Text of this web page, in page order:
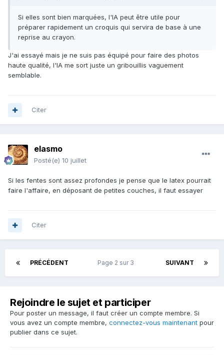
Si elles sont bien marquées, l'IA peut être utile pour
préparer rapidement un croquis qui servira de base à une
reprise au crayon.
J'ai essayé mais je ne suis pas équipé pour faire des photos
haute qualité, l'IA me sort juste un gribouillis vaguement
semblable.
Citer
elasmo
Posté(e) 10 juillet
Si les fentes sont assez profondes je pense que le latex pourrait
faire l'affaire, en déposant de petites couches, il faut essayer
Citer
PRÉCÉDENT SUIVANT
Page 2 sur 3
Rejoindre le sujet et participer
Pour poster un message, il faut créer un compte membre. Si
vous avez un compte membre, connectez-vous maintenant pour
publier dans ce sujet.